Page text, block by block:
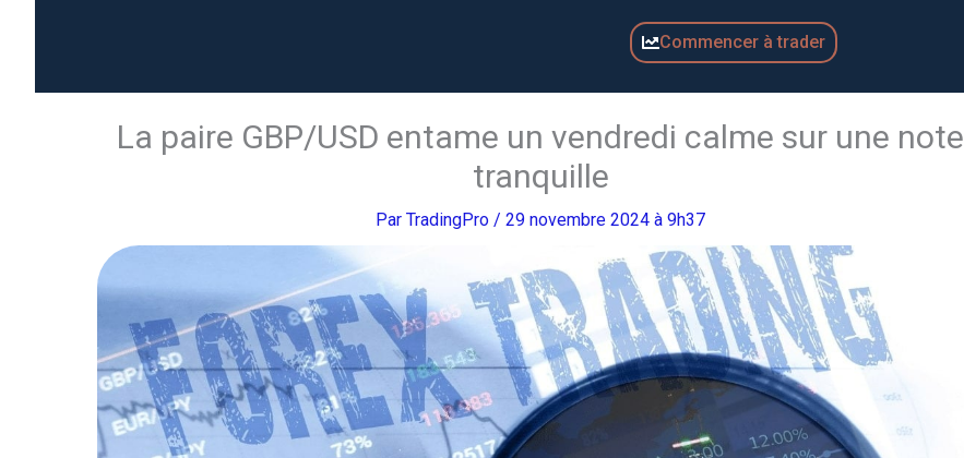
Commencer à trader
La paire GBP/USD entame un vendredi calme sur une note
tranquille
ParTradingPro/ 29 novembre 2024 à 9h37